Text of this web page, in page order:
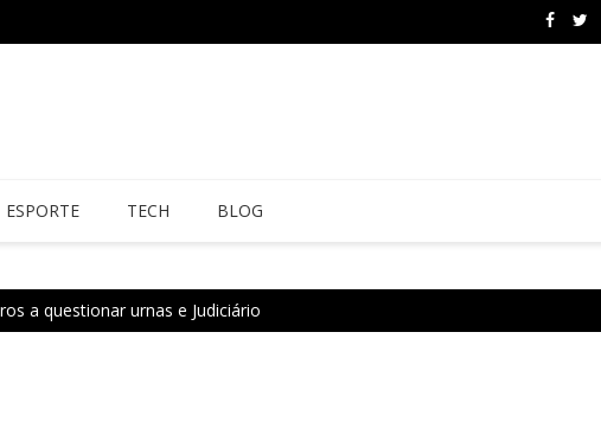
ESPORTE TECH BLOG
a questionar urnas e Judiciário